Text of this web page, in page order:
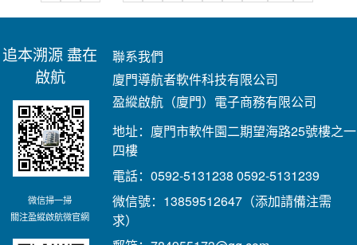
追本溯源 盡在
啟航
微信掃一掃
關注盈縱啟航微官網
聯系我們
廈門導航者軟件科技有限公司
盈縱啟航（廈門）電子商務有限公司
地址：廈門市軟件園二期望海路25號樓之一
四樓
電話：0592-5131238 0592-5131239
微信號：13859512647（添加請備注需
求）